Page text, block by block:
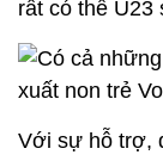
rất có thể U23
Với sự hỗ trợ,